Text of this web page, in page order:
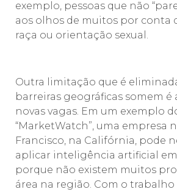
exemplo, pessoas que não
aos olhos de muitos por conta
raça ou orientação sexual.
Outra limitação que é
barreiras geográficas somem é
novas vagas. Em um exemplo
“MarketWatch”, uma empresa
Francisco, na Califórnia, pode
aplicar inteligência artificial
porque não existem muitos
área na região. Com o trabalho